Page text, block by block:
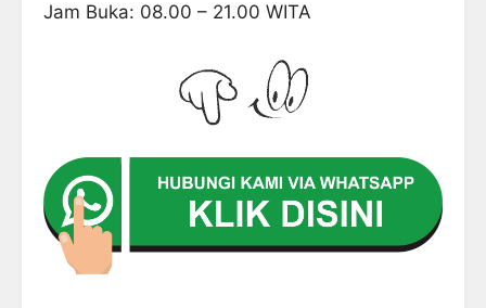
Jam Buka: 08.00 – 21.00 WITA